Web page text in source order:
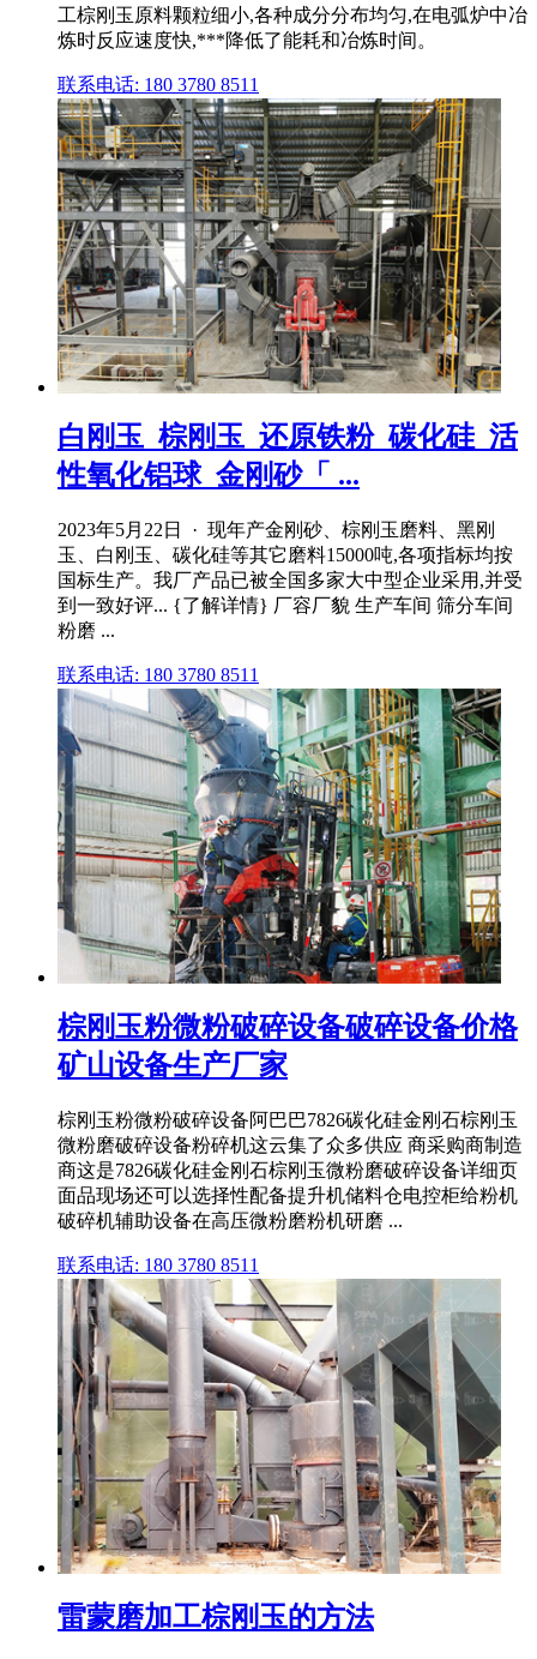
工棕刚玉原料颗粒细小,各种成分分布均匀,在电弧炉中冶
炼时反应速度快,***降低了能耗和冶炼时间。
联系电话: 180 3780 8511
白刚玉_棕刚玉_还原铁粉_碳化硅_活
性氧化铝球_金刚砂「 ...
2023年5月22日 · 现年产金刚砂、棕刚玉磨料、黑刚
玉、白刚玉、碳化硅等其它磨料15000吨,各项指标均按
国标生产。我厂产品已被全国多家大中型企业采用,并受
到一致好评... {了解详情} 厂容厂貌 生产车间 筛分车间
粉磨 ...
联系电话: 180 3780 8511
棕刚玉粉微粉破碎设备破碎设备价格
矿山设备生产厂家
棕刚玉粉微粉破碎设备阿巴巴7826碳化硅金刚石棕刚玉
微粉磨破碎设备粉碎机这云集了众多供应 商采购商制造
商这是7826碳化硅金刚石棕刚玉微粉磨破碎设备详细页
面品现场还可以选择性配备提升机储料仓电控柜给粉机
破碎机辅助设备在高压微粉磨粉机研磨 ...
联系电话: 180 3780 8511
雷蒙磨加工棕刚玉的方法